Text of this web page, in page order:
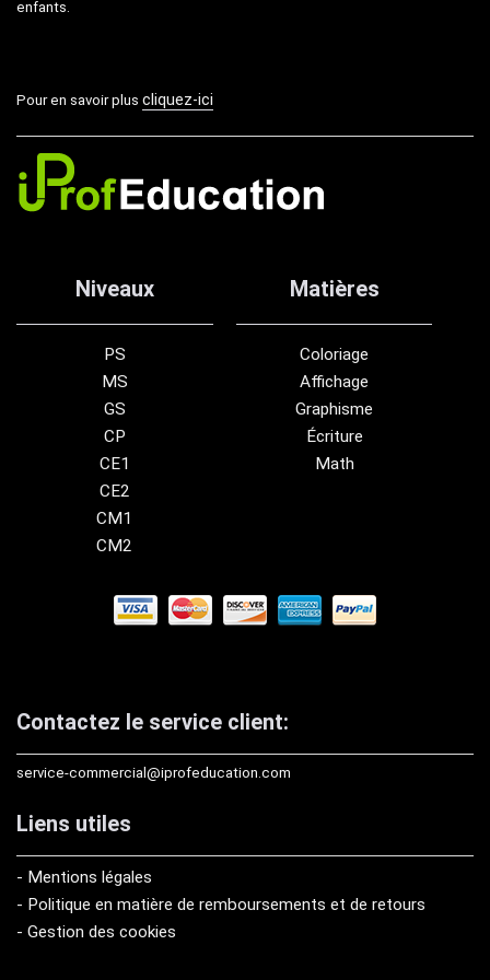
enfants.
Pour en savoir plus cliquez-ici
Niveaux
PS
MS
GS
CP
CE1
CE2
CM1
CM2
Matières
Coloriage
Affichage
Graphisme
Écriture
Math
Contactez le service client:
service-commercial@iprofeducation.com
Liens utiles
- Mentions légales
- Politique en matière de remboursements et de retours
- Gestion des cookies